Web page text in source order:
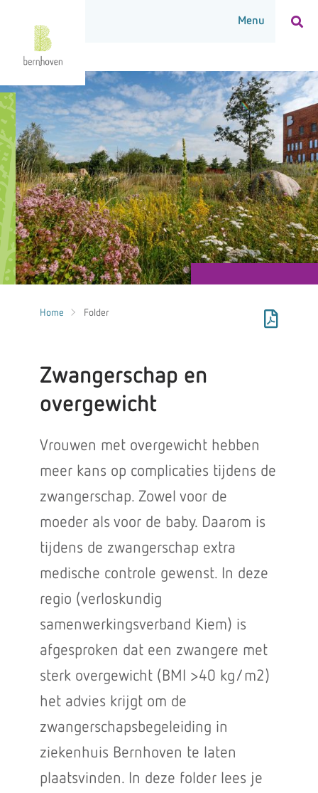
Home Folder
Zwangerschap en
overgewicht
Vrouwen met overgewicht hebben
meer kans op complicaties tijdens de
zwangerschap. Zowel voor de
moeder als voor de baby. Daarom is
tijdens de zwangerschap extra
medische controle gewenst. In deze
regio (verloskundig
samenwerkingsverband Kiem) is
afgesproken dat een zwangere met
sterk overgewicht (BMI >40 kg/m2)
het advies krijgt om de
zwangerschapsbegeleiding in
ziekenhuis Bernhoven te laten
plaatsvinden. In deze folder lees je